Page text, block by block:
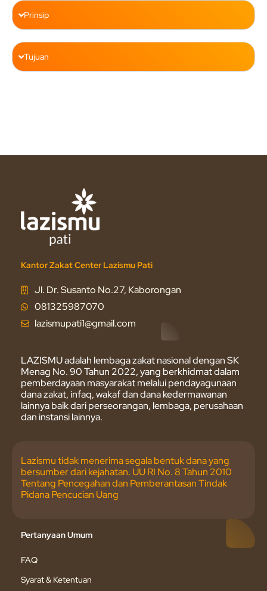
Prinsip
Tujuan
Kantor Zakat Center Lazismu Pati
Jl. Dr. Susanto No.27, Kaborongan
081325987070
lazismupati1@gmail.com
LAZISMU adalah lembaga zakat nasional dengan SK
Menag No. 90 Tahun 2022, yang berkhidmat dalam
pemberdayaan masyarakat melalui pendayagunaan
dana zakat, infaq, wakaf dan dana kedermawanan
lainnya baik dari perseorangan, lembaga, perusahaan
dan instansi lainnya.
Lazismu tidak menerima segala bentuk dana yang
bersumber dari kejahatan. UU RI No. 8 Tahun 2010
Tentang Pencegahan dan Pemberantasan Tindak
Pidana Pencucian Uang
Pertanyaan Umum
FAQ
Syarat & Ketentuan